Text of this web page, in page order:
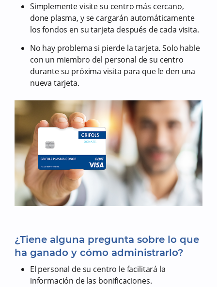
Simplemente visite su centro más cercano,
done plasma, y se cargarán automáticamente
los fondos en su tarjeta después de cada visita.
No hay problema si pierde la tarjeta. Solo hable
con un miembro del personal de su centro
durante su próxima visita para que le den una
nueva tarjeta.
¿Tiene alguna pregunta sobre lo que
ha ganado y cómo administrarlo?
El personal de su centro le facilitará la
información de las bonificaciones.